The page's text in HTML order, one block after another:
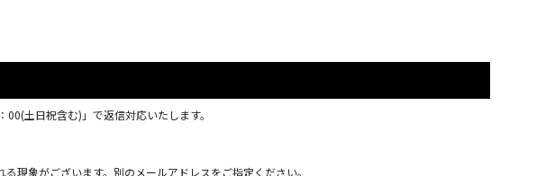
土日祝含む)」で返信対応いたします。
象がございます。別のメールアドレスをご指定ください。